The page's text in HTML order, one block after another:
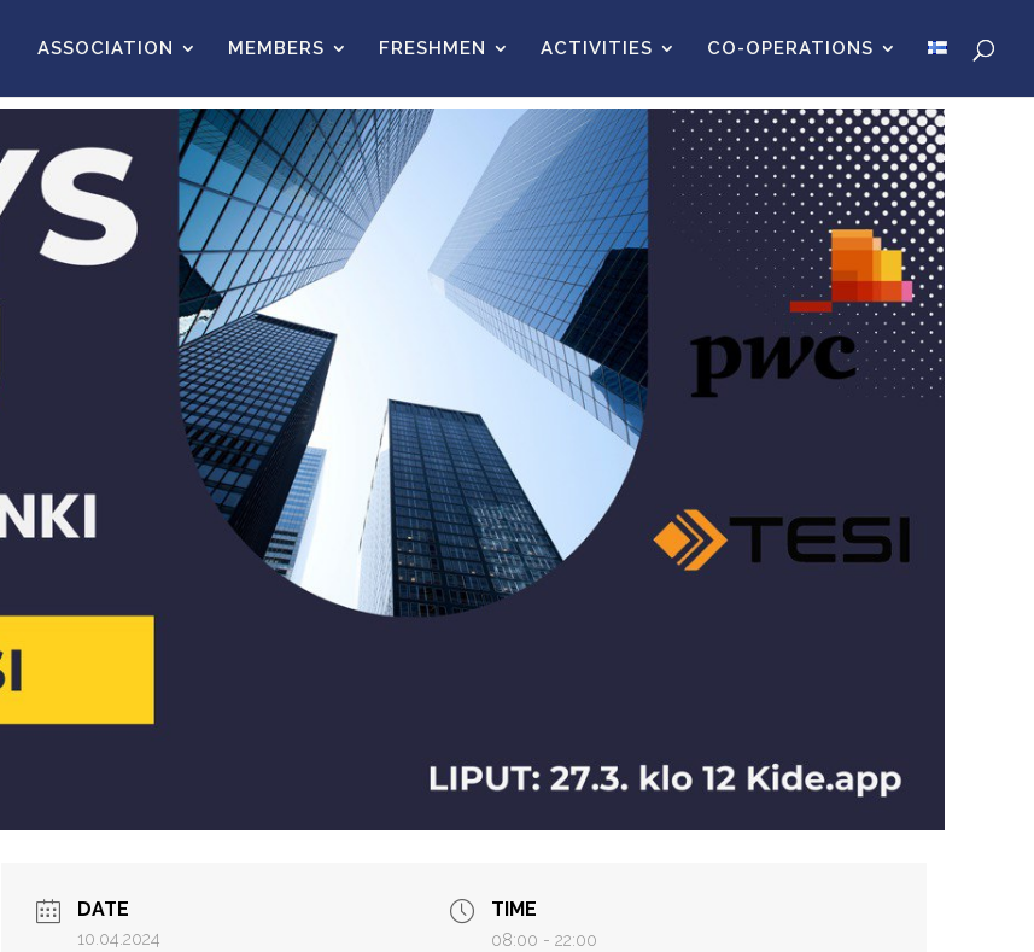
ASSOCIATION MEMBERS FRESHMEN ACTIVITIES CO-OPERATIONS
DATE
10.04.2024
TIME
08:00 - 22:00